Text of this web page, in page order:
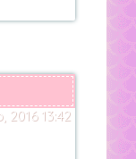
2016 13:42